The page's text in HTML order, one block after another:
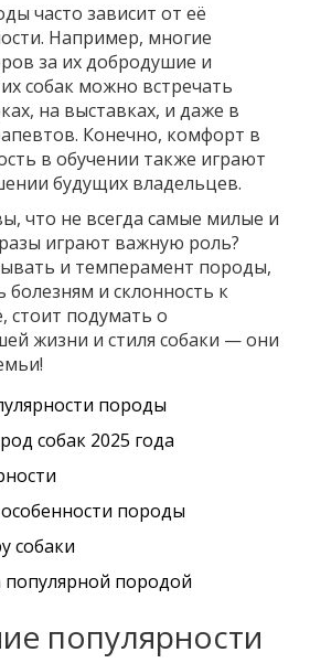
часто зависит от её
Например, многие
за их добродушие и
собак можно встречать
на выставках, и даже в
Конечно, комфорт в
в обучении также играют
будущих владельцев.
что не всегда самые милые и
играют важную роль?
и темперамент породы,
и склонность к
стоит подумать о
жизни и стиля собаки — они
породы
собак 2025 года
породы
собаки
популярной породой
популярности